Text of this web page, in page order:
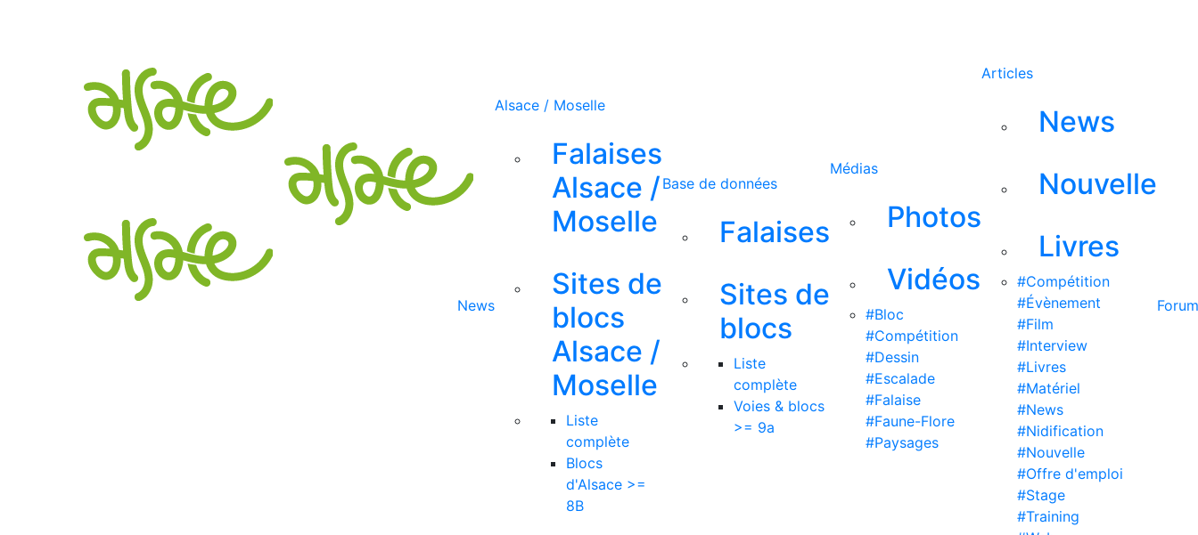
News
Alsace / Moselle
Falaises
Alsace /
Moselle
Sites de
blocs
Alsace /
Moselle
Liste
complète
Blocs
d'Alsace >=
8B
Base de données
Falaises
Sites de
blocs
Liste
complète
Voies & blocs
>= 9a
Médias
Photos
Vidéos
#Bloc
#Compétition
#Dessin
#Escalade
#Falaise
#Faune-Flore
#Paysages
Articles
News
Nouvelle
Livres
#Compétition
#Évènement
#Film
#Interview
#Livres
#Matériel
#News
#Nidification
#Nouvelle
#Offre d'emploi
#Stage
#Training
Forum